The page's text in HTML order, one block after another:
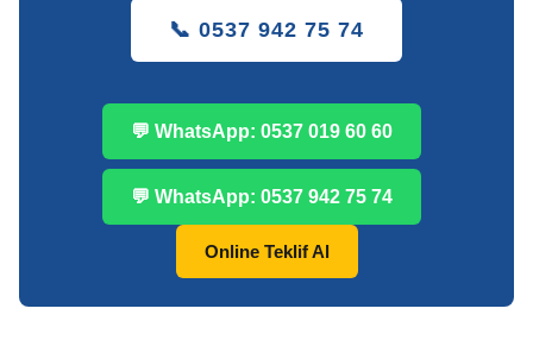
📞 0537 942 75 74
💬 WhatsApp: 0537 019 60 60
💬 WhatsApp: 0537 942 75 74
Online Teklif Al